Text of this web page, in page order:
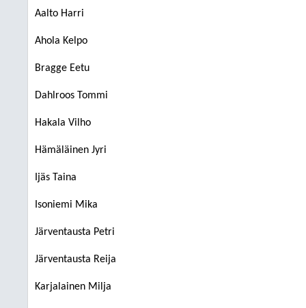
Aalto Harri
Ahola Kelpo
Bragge Eetu
Dahlroos Tommi
Hakala Vilho
Hämäläinen Jyri
Ijäs Taina
Isoniemi Mika
Järventausta Petri
Järventausta Reija
Karjalainen Milja